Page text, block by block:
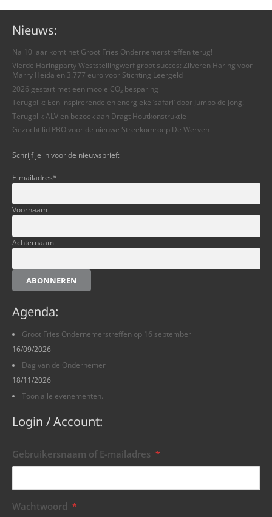
Nieuws:
Na 10 jaar komt het Groot Fries Ondernemerstreffen terug!
Vierde Haringparty Weststellingwerf groot succes: Zilveren Haring voor
Marry Heida en 3.777 euro voor Stichting Leergeld
2026 gestart met een mooie CO₂ besparing
Terugblik: Een inspirerende en energieke ‘safari’ door Jumbo de Jong!
Terugblik ALV en bezoek aan Dragt Houtkonstruktie
Gezocht lid PBO voor de nieuwe Streekomroep De Werven
Schrijf je in voor de nieuwsbrief:
E-mailadres*
Voornaam
Achternaam
ABONNEREN
Agenda:
Groot Fries Ondernemerstreffen op 16 september
16/09/2026
Dag van de Ondernemer
18/11/2026
Toon alle evenementen.
Login / Account:
Gebruikersnaam of E-mailadres *
Wachtwoord *